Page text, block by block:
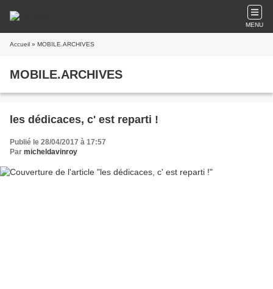
MENU
Accueil » MOBILE.ARCHIVES
MOBILE.ARCHIVES
les dédicaces, c' est reparti !
Publié le 28/04/2017 à 17:57
Par micheldavinroy